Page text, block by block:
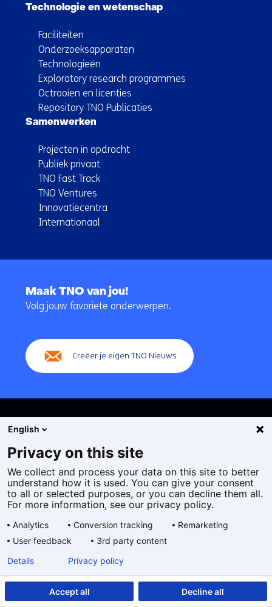
Technologie en wetenschap
Faciliteiten
Onderzoeksapparaten
Technologieën
Exploratory research programmes
Octrooien en licenties
Repository TNO Publicaties
Samenwerken
Projecten in opdracht
Publiek privaat
TNO Fast Track
TNO Ventures
Innovatiecentra
Internationaal
navigatie
Maak TNO van jou!
Volg jouw favoriete onderwerpen.
Creëer je eigen TNO Nieuws
Cookies
Privacy statement
Toegankelijkheid
Algemene voorwaarden
taal:
English
Privacy on this site
We collect and process your data on this site to better
understand how it is used. You can give your consent
to all or selected purposes, or you can decline them all.
For more information, see our privacy policy.
Analytics Conversion tracking
Remarketing
User feedback
3rd party content
Accept all Decline all
Details Privacy policy